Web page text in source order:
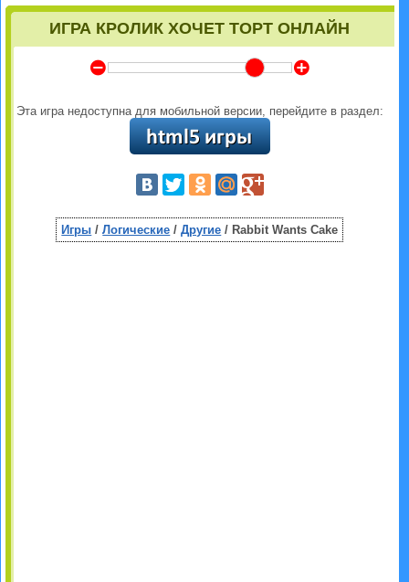
ИГРА КРОЛИК ХОЧЕТ ТОРТ ОНЛАЙН
Y Z
Эта игра недоступна для мобильной версии, перейдите в раздел:
Игры /Логические /Другие / Rabbit Wants Cake